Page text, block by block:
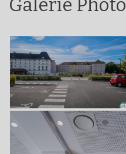
Galerie Photo